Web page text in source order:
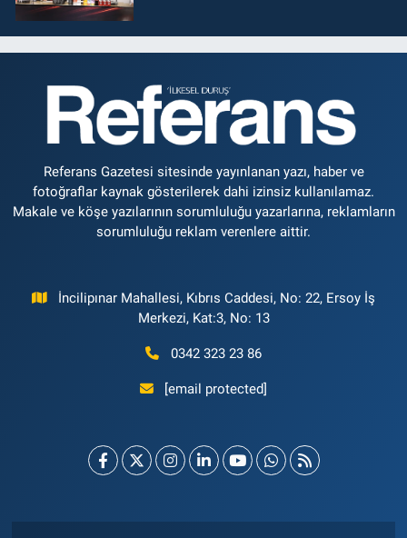
Referans Gazetesi sitesinde yayınlanan yazı, haber ve
fotoğraflar kaynak gösterilerek dahi izinsiz kullanılamaz.
Makale ve köşe yazılarının sorumluluğu yazarlarına, reklamların
sorumluluğu reklam verenlere aittir.
İncilipınar Mahallesi, Kıbrıs Caddesi, No: 22, Ersoy İş
Merkezi, Kat:3, No: 13
0342 323 23 86
[email protected]